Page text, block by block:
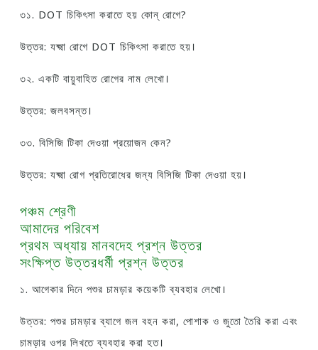
৩১. DOT চিকিৎসা করাতে হয় কোন্ রোগে?
উত্তর: যক্ষ্মা রোগে DOT চিকিৎসা করাতে হয়।
৩২. একটি বায়ুবাহিত রোগের নাম লেখো।
উত্তর: জলবসন্ত।
৩৩. বিসিজি টিকা দেওয়া প্রয়োজন কেন?
উত্তর: যক্ষ্মা রোগ প্রতিরোধের জন্য বিসিজি টিকা দেওয়া হয়।
পঞ্চম শ্রেণী
আমাদের পরিবেশ
প্রথম অধ্যায় মানবদেহ প্রশ্ন উত্তর
সংক্ষিপ্ত উত্তরধর্মী প্রশ্ন উত্তর
১. আগেকার দিনে পশুর চামড়ার কয়েকটি ব্যবহার লেখো।
উত্তর: পশুর চামড়ার ব্যাগে জল বহন করা, পোশাক ও জুতো তৈরি করা এবং
চামড়ার ওপর লিখতে ব্যবহার করা হত।